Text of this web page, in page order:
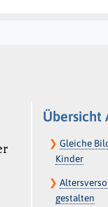
Übersicht
❯ Gleiche
Kinder
❯
gestalten